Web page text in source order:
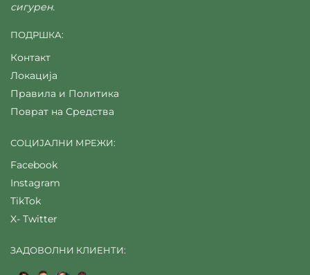
сигурен.
ПОДРШКА:
Контакт
Локација
Правила и Политика
Поврат на Средства
СОЦИЈАЛНИ МРЕЖИ:
Facebook
Instagram
TikTok
X- Twitter
ЗАДОВОЛНИ КЛИЕНТИ: